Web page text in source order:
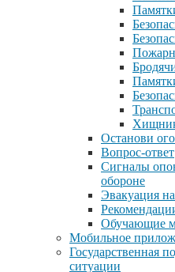
Останови
Вопрос-ответ
Сигналы
обороне
Эвакуация
Обучающие
Мобильное
Государственная
ситуации